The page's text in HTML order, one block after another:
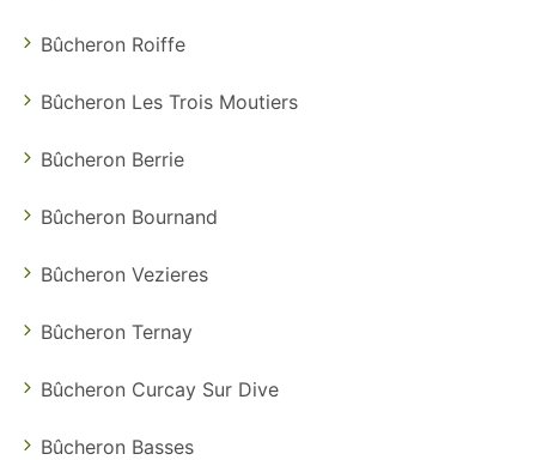
Bûcheron Roiffe
Bûcheron Les Trois Moutiers
Bûcheron Berrie
Bûcheron Bournand
Bûcheron Vezieres
Bûcheron Ternay
Bûcheron Curcay Sur Dive
Bûcheron Basses